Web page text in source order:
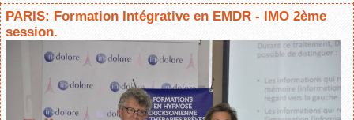
PARIS: Formation Intégrative en EMDR - IMO 2ème
session.